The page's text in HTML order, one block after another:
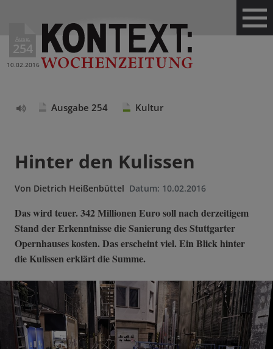
Ausg.
254
10.02.2016
Ausgabe 254 Kultur
Hinter den Kulissen
Von Dietrich Heißenbüttel Datum: 10.02.2016
Das wird teuer. 342 Millionen Euro soll nach derzeitigem
Stand der Erkenntnisse die Sanierung des Stuttgarter
Opernhauses kosten. Das erscheint viel. Ein Blick hinter
die Kulissen erklärt die Summe.